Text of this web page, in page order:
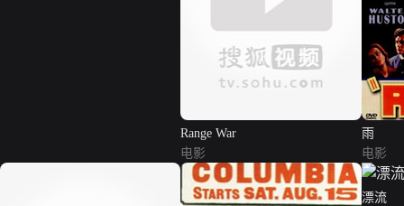
Range War
电影
雨
电影
漂流